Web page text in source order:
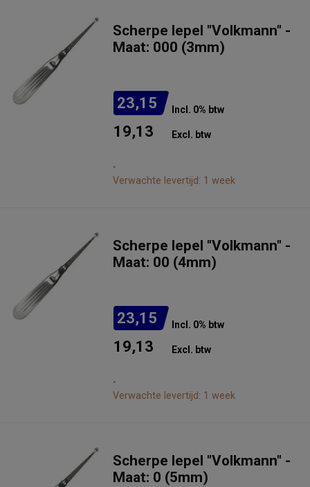
Scherpe lepel "Volkmann" -
Maat: 000 (3mm)
23,15 Incl. 0% btw
19,13 Excl. btw
.
Verwachte levertijd: 1 week
Scherpe lepel "Volkmann" -
Maat: 00 (4mm)
23,15 Incl. 0% btw
19,13 Excl. btw
.
Verwachte levertijd: 1 week
Scherpe lepel "Volkmann" -
Maat: 0 (5mm)